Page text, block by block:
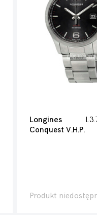
Longines
Conquest V.H.P.
Produkt